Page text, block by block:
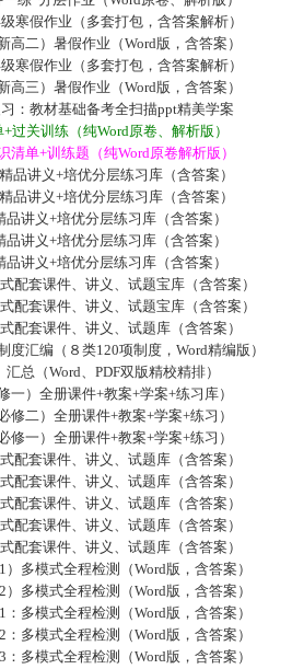
寒假作业（多套打包，含答案解析）
高二）暑假作业（Word版，含答案）
寒假作业（多套打包，含答案解析）
高三）暑假作业（Word版，含答案）
：教材基础备考全扫描ppt精美学案
过关训练（纯Word原卷、解析版）
单+训练题（纯Word原卷解析版）
品讲义+培优分层练习库（含答案）
品讲义+培优分层练习库（含答案）
讲义+培优分层练习库（含答案）
讲义+培优分层练习库（含答案）
讲义+培优分层练习库（含答案）
配套课件、讲义、试题宝库（含答案）
配套课件、讲义、试题宝库（含答案）
配套课件、讲义、试题库（含答案）
汇编（８类120项制度，Word精编版）
总（Word、PDF双版精校精排）
一）全册课件+教案+学案+练习库）
修二）全册课件+教案+学案+练习）
修一）全册课件+教案+学案+练习）
配套课件、讲义、试题库（含答案）
配套课件、讲义、试题库（含答案）
配套课件、讲义、试题库（含答案）
配套课件、讲义、试题库（含答案）
配套课件、讲义、试题库（含答案）
多模式全程检测（Word版，含答案）
多模式全程检测（Word版，含答案）
多模式全程检测（Word版，含答案）
多模式全程检测（Word版，含答案）
多模式全程检测（Word版，含答案）